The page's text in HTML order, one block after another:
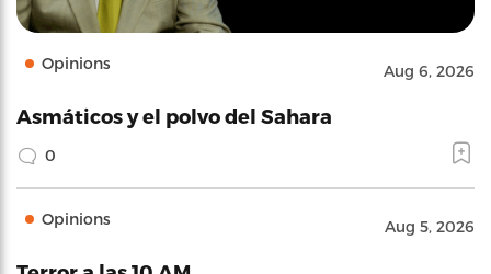
Opinions Aug 6, 2026
Asmáticos y el polvo del Sahara
0
Opinions Aug 5, 2026